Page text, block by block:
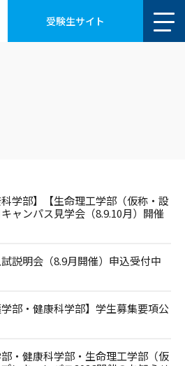
受験生サイト
科学部】【生命理工学部（仮称・設
ャンパス見学会（8.9.10月）開催
説明会（8.9月開催）申込受付中
学部・健康科学部】学生募集要項公
部・健康科学部・生命理工学部（仮